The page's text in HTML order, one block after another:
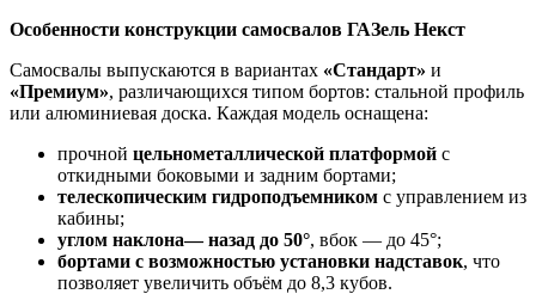
Особенности конструкции самосвалов ГАЗель Некст
Самосвалы выпускаются в вариантах «Стандарт» и
«Премиум», различающихся типом бортов: стальной профиль
или алюминиевая доска. Каждая модель оснащена:
прочной цельнометаллической платформой с
откидными боковыми и задним бортами;
телескопическим гидроподъемником с управлением из
кабины;
углом наклона— назад до 50°, вбок — до 45°;
бортами с возможностью установки надставок, что
позволяет увеличить объём до 8,3 кубов.